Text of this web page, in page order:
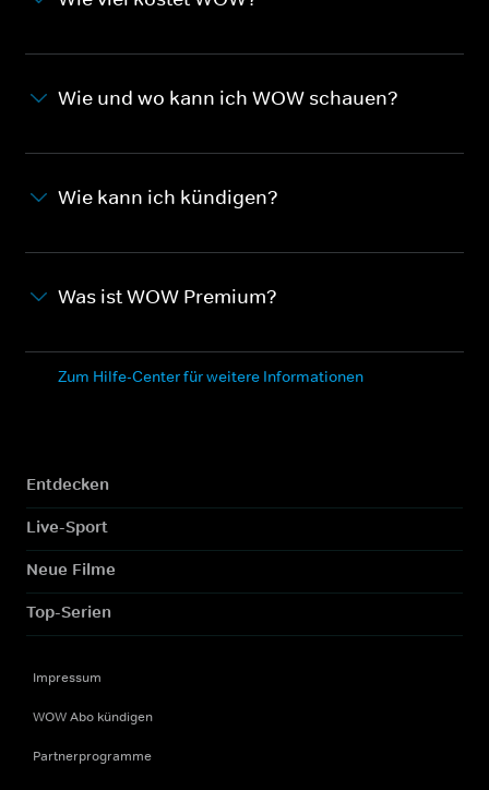
Wie und wo kann ich WOW schauen?
Wie kann ich kündigen?
Was ist WOW Premium?
Zum Hilfe-Center für weitere Informationen
Entdecken
Live-Sport
Neue Filme
Top-Serien
Impressum
WOW Abo kündigen
Partnerprogramme